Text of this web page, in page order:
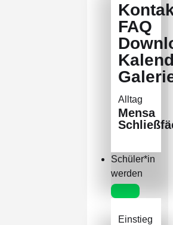
FAQ
Alltag
Mensa
Schüler*in
werden
Einstieg